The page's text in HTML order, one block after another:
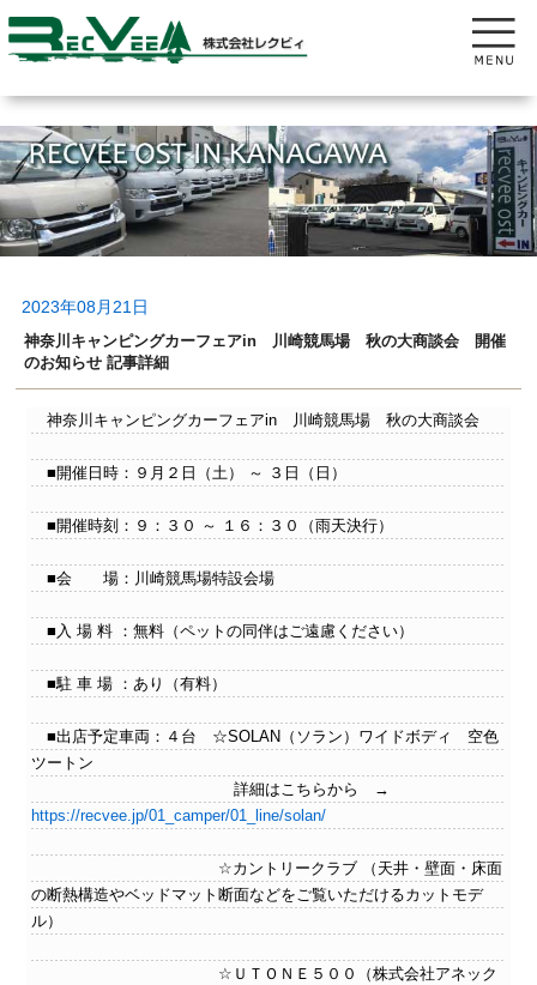
2023年08月21日
神奈川キャンピングカーフェアin 川崎競馬場 秋の大商談会 開催
のお知らせ 記事詳細
神奈川キャンピングカーフェアin 川崎競馬場 秋の大商談会
■開催日時：９月２日（土） ～ ３日（日）
■開催時刻：９：３０ ～ １６：３０（雨天決行）
■会 場：川崎競馬場特設会場
■入 場 料 ：無料（ペットの同伴はご遠慮ください）
■駐 車 場 ：あり（有料）
■出店予定車両：４台 ☆SOLAN（ソラン）ワイドボディ 空色
ツートン
詳細はこちらから →
https://recvee.jp/01_camper/01_line/solan/
☆カントリークラブ （天井・壁面・床面
の断熱構造やベッドマット断面などをご覧いただけるカットモデ
ル）
☆ＵＴＯＮＥ５００（株式会社アネック